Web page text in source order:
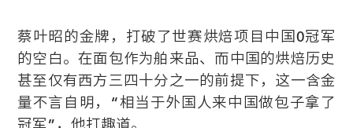
蔡叶昭的金牌，打破了世赛烘焙项目中国0冠军
的空白。在面包作为舶来品、而中国的烘焙历史
甚至仅有西方三四十分之一的前提下，这一含金
量不言自明，“相当于外国人来中国做包子拿了
冠军”，他打趣道。